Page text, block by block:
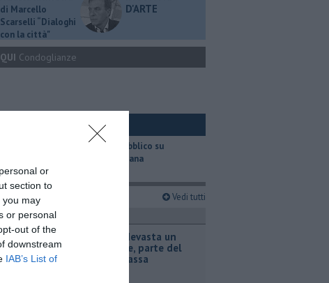
or
section to
you may
or personal
out of the
downstream
IAB’s List of
di Marcello
Scarselli “Dialoghi
con la città"
D'ARTE
QUI Condoglianze
​Il trasporto pubblico su
gomma in Toscana
articoli Vedi tutti
Cronaca
Incendio devasta un
capannone, parte del
tetto collassa